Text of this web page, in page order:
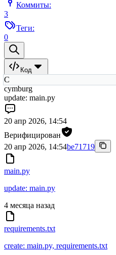
Коммиты:
3
Теги:
0
Код
C
cymburg
update: main.py
20 апр 2026, 14:54
Верифицирован
20 апр 2026, 14:54be71719
main.py
update: main.py
4 месяца назад
requirements.txt
create: main.py, requirements.txt